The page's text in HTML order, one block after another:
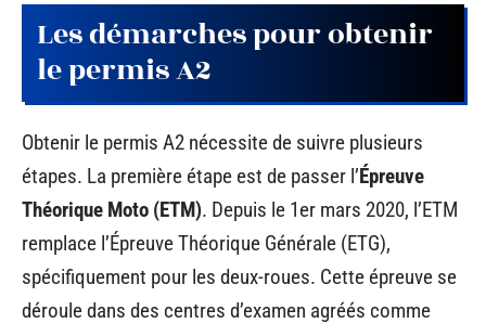
Les démarches pour obtenir
le permis A2
Obtenir le permis A2 nécessite de suivre plusieurs
étapes. La première étape est de passer l’Épreuve
Théorique Moto (ETM). Depuis le 1er mars 2020, l’ETM
remplace l’Épreuve Théorique Générale (ETG),
spécifiquement pour les deux-roues. Cette épreuve se
déroule dans des centres d’examen agréés comme